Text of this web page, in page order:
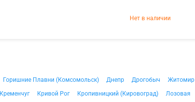
Нет в наличии
Горишние Плавни (Комсомольск) Днепр Дрогобыч Житомир
Кременчуг Кривой Рог Кропивницкий (Кировоград) Лозовая